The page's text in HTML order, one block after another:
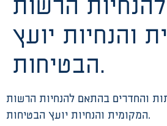
להנחיות הרשות
והנחיות יועץ
הבטיחות.
והחדרים בהתאם להנחיות הרשות
המקומית והנחיות יועץ הבטיחות.